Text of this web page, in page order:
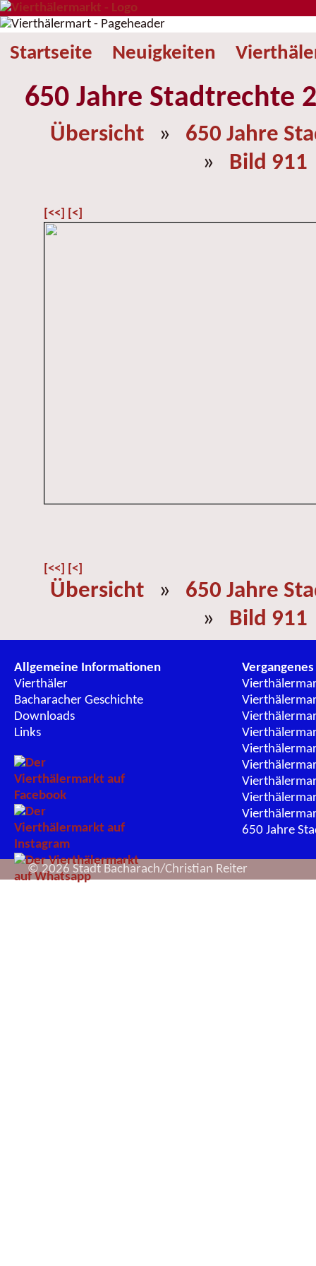
Startseite Neuigkeiten
650 Jahre Stadtrechte
Übersicht » 650 Jahre
» Bild 911
[<<] [<]
[<<] [<]
Übersicht » 650 Jahre
» Bild 911
Allgemeine Informationen
Vierthäler
Bacharacher Geschichte
Downloads
Links
Vergangenes
650 Jahre
© 2026 Stadt Bacharach/Christian Reiter